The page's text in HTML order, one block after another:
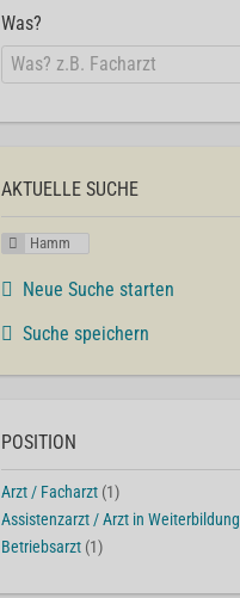
Was?
AKTUELLE SUCHE
Hamm
Neue Suche starten
Suche speichern
POSITION
Arzt / Facharzt (1)
Assistenzarzt / Arzt in Weiterbildung
Betriebsarzt (1)